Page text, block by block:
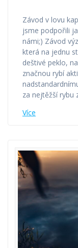
Závod v lovu
jsme podpořili
námi;) Závod
která na jednu
deštivé peklo,
značnou rybí
za nejtěžší rybu
Více